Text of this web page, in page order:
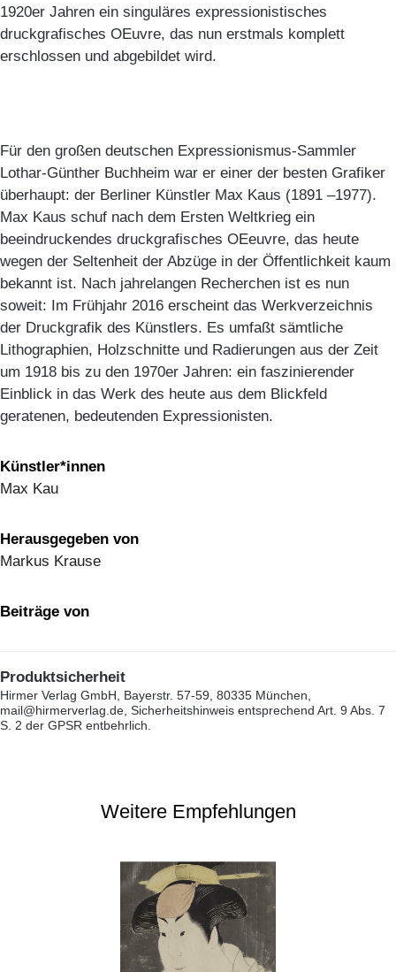
1920er Jahren ein singuläres expressionistisches
druckgrafisches OEuvre, das nun erstmals komplett
erschlossen und abgebildet wird.
Für den großen deutschen Expressionismus-Sammler
Lothar-Günther Buchheim war er einer der besten Grafiker
überhaupt: der Berliner Künstler Max Kaus (1891 –1977).
Max Kaus schuf nach dem Ersten Weltkrieg ein
beeindruckendes druckgrafisches OEeuvre, das heute
wegen der Seltenheit der Abzüge in der Öffentlichkeit kaum
bekannt ist. Nach jahrelangen Recherchen ist es nun
soweit: Im Frühjahr 2016 erscheint das Werkverzeichnis
der Druckgrafik des Künstlers. Es umfaßt sämtliche
Lithographien, Holzschnitte und Radierungen aus der Zeit
um 1918 bis zu den 1970er Jahren: ein faszinierender
Einblick in das Werk des heute aus dem Blickfeld
geratenen, bedeutenden Expressionisten.
Künstler*innen
Max Kau
Herausgegeben von
Markus Krause
Beiträge von
Produktsicherheit
Hirmer Verlag GmbH, Bayerstr. 57-59, 80335 München,
mail@hirmerverlag.de, Sicherheitshinweis entsprechend Art. 9 Abs. 7
S. 2 der GPSR entbehrlich.
Weitere Empfehlungen